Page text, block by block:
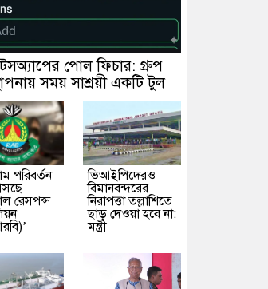
পোল ফিচার: গ্রুপ
সময় সাশ্রয়ী একটি টুল
পরিবর্তন
রেসপন্স
ভিআইপিদেরও
বিমানবন্দরের
নিরাপত্তা তল্লাশিতে
ছাড় দেওয়া হবে না:
মন্ত্রী